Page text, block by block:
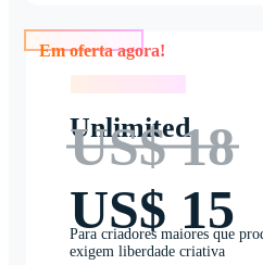
Unlimited
US$ 18
US$ 15
Para criadores maiores que
exigem liberdade criativa